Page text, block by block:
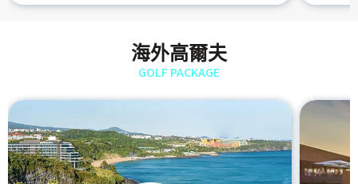
海外高爾夫
GOLF PACKAGE